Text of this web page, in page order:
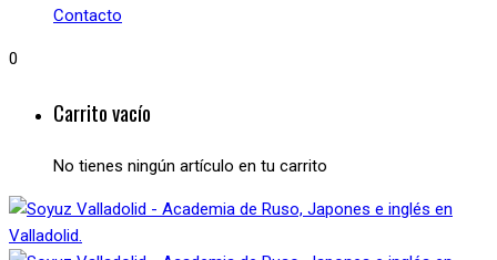
Contacto
0
Carrito vacío
No tienes ningún artículo en tu carrito